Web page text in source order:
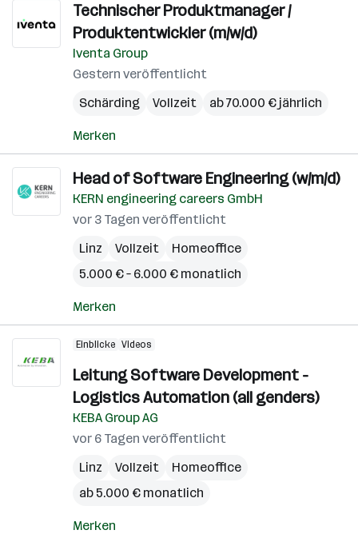
Technischer Produktmanager /
Produktentwickler (m/w/d)
Iventa Group
Gestern veröffentlicht
Schärding
Vollzeit ab 70.000 € jährlich
Merken
Head of Software Engineering (w/m/d)
KERN engineering careers GmbH
vor 3 Tagen veröffentlicht
Linz
Vollzeit
Homeoffice
5.000 € – 6.000 € monatlich
Merken
Einblicke Videos
Leitung Software Development -
Logistics Automation (all genders)
KEBA Group AG
vor 6 Tagen veröffentlicht
Linz
Vollzeit
Homeoffice
ab 5.000 € monatlich
Merken